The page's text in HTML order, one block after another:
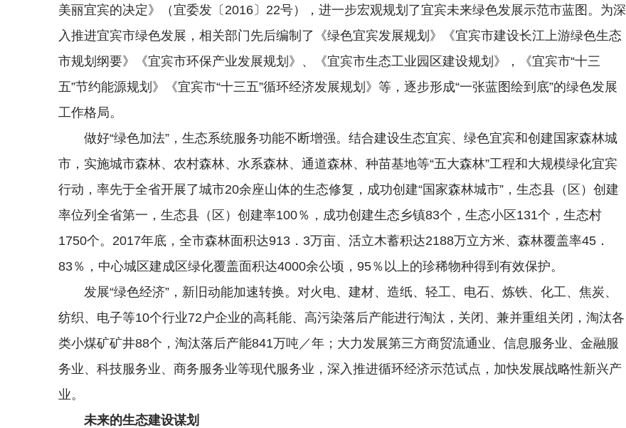
美丽宜宾的决定》（宜委发〔2016〕22号），进一步宏观规划了宜宾未来绿色发展示范市蓝图。为深
入推进宜宾市绿色发展，相关部门先后编制了《绿色宜宾发展规划》《宜宾市建设长江上游绿色生态
市规划纲要》《宜宾市环保产业发展规划》、《宜宾市生态工业园区建设规划》，《宜宾市“十三
五”节约能源规划》《宜宾市“十三五”循环经济发展规划》等，逐步形成“一张蓝图绘到底”的绿色发展
工作格局。
做好“绿色加法”，生态系统服务功能不断增强。结合建设生态宜宾、绿色宜宾和创建国家森林城
市，实施城市森林、农村森林、水系森林、通道森林、种苗基地等“五大森林”工程和大规模绿化宜宾
行动，率先于全省开展了城市20余座山体的生态修复，成功创建“国家森林城市”，生态县（区）创建
率位列全省第一，生态县（区）创建率100％，成功创建生态乡镇83个，生态小区131个，生态村
1750个。2017年底，全市森林面积达913．3万亩、活立木蓄积达2188万立方米、森林覆盖率45．
83％，中心城区建成区绿化覆盖面积达4000余公顷，95％以上的珍稀物种得到有效保护。
发展“绿色经济”，新旧动能加速转换。对火电、建材、造纸、轻工、电石、炼铁、化工、焦炭、
纺织、电子等10个行业72户企业的高耗能、高污染落后产能进行淘汰，关闭、兼并重组关闭，淘汰各
类小煤矿矿井88个，淘汰落后产能841万吨／年；大力发展第三方商贸流通业、信息服务业、金融服
务业、科技服务业、商务服务业等现代服务业，深入推进循环经济示范试点，加快发展战略性新兴产
业。
未来的生态建设谋划